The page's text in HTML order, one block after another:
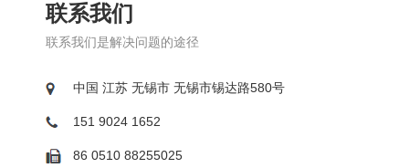
联系我们
联系我们是解决问题的途径
中国 江苏 无锡市 无锡市锡达路580号
151 9024 1652
86 0510 88255025